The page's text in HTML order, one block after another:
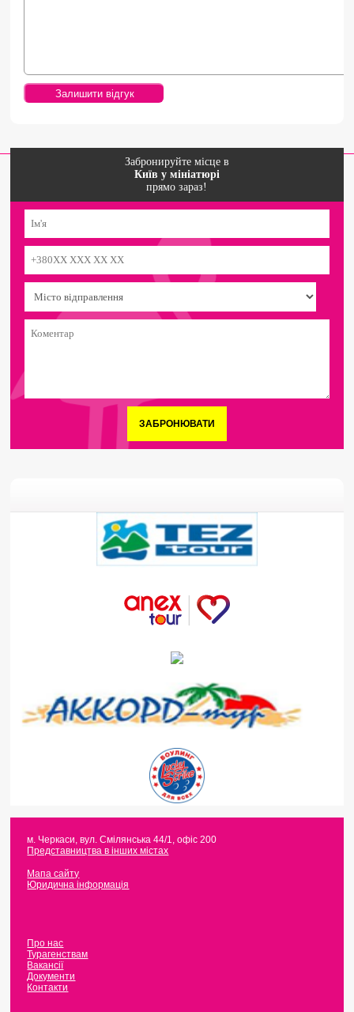
Забронируйте місце в
Київ у мініатюрі
прямо зараз!
ЗАБРОНЮВАТИ
м. Черкаси,вул. Смілянська 44/1, офіс 200
Представництва в інших містах
Мапа сайту
Юридична інформація
Про нас
Турагенствам
Вакансії
Документи
Контакти